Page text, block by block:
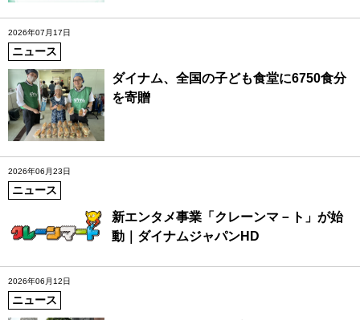
2026年07月17日
ニュース
ダイナム、全国の子ども食堂に6750食分
を寄贈
2026年06月23日
ニュース
新エンタメ事業「クレーンマ－ト」が始
動｜ダイナムジャパンHD
2026年06月12日
ニュース